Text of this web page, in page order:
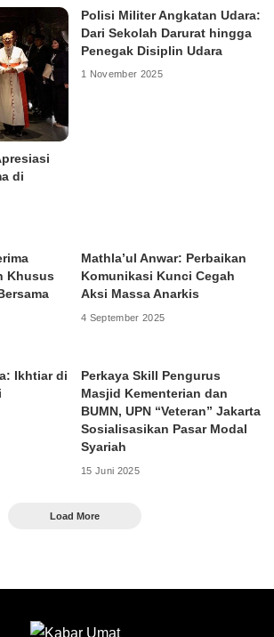
di
Polisi Militer Angkatan Udara:
Dari Sekolah Darurat hingga
Penegak Disiplin Udara
1 November 2025
Khusus
Mathla’ul Anwar: Perbaikan
Komunikasi Kunci Cegah
Aksi Massa Anarkis
4 September 2025
Ikhtiar di
Perkaya Skill Pengurus
Masjid Kementerian dan
BUMN, UPN “Veteran” Jakarta
Sosialisasikan Pasar Modal
Syariah
15 Juni 2025
Load More